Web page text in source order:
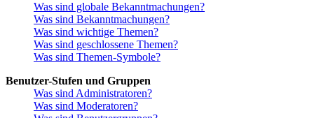
Was sind globale Bekanntmachungen?
Was sind Bekanntmachungen?
Was sind wichtige Themen?
Was sind geschlossene Themen?
Was sind Themen-Symbole?
Benutzer-Stufen und Gruppen
Was sind Administratoren?
Was sind Moderatoren?